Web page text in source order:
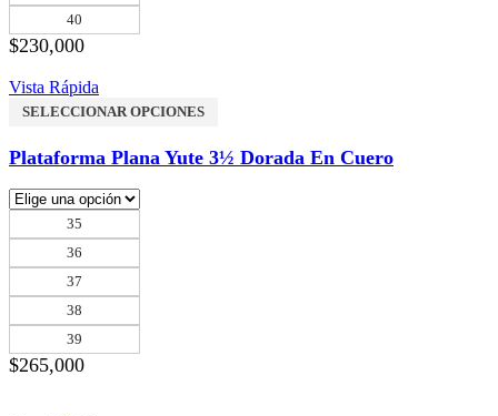
40
$230,000
Vista Rápida
SELECCIONAR OPCIONES
Plataforma Plana Yute 3½ Dorada En Cuero
35
36
37
38
39
$265,000